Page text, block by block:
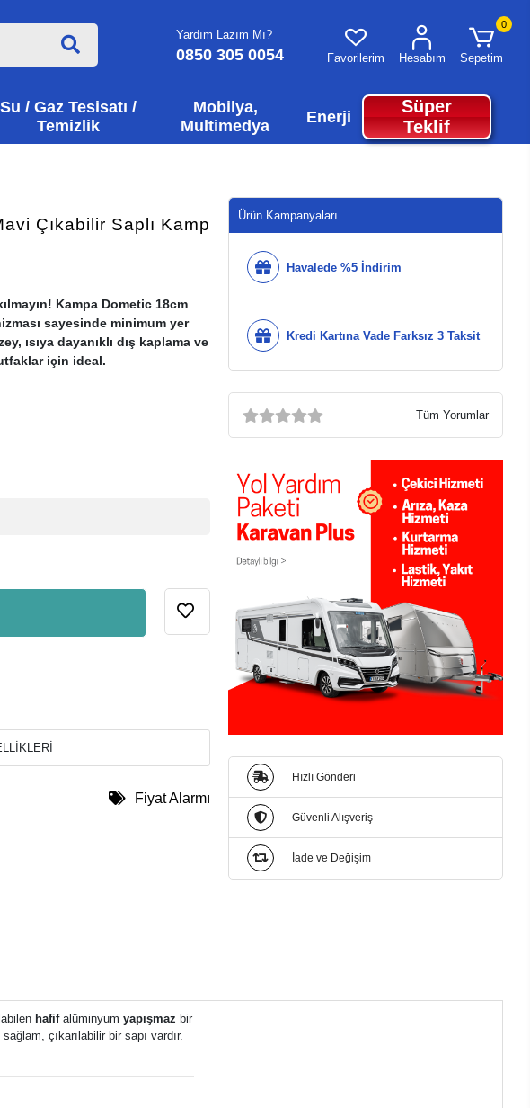
Yardım Lazım Mı?
0850 305 0054 Favorilerim Hesabım
0
Sepetim
Su / Gaz Tesisatı /
Temizlik
Mobilya,
Multimedya
Enerji
Süper
Teklif
Çıkabilir Saplı Kamp
Kampa Dometic 18cm
sayesinde minimum yer
ısıya dayanıklı dış kaplama ve
için ideal.
Fiyat Alarmı
Ürün Kampanyaları
Havalede %5 İndirim
Kredi Kartına Vade Farksız 3 Taksit
Tüm Yorumlar
Hızlı Gönderi
Güvenli Alışveriş
İade ve Değişim
hafifalüminyumyapışmaz bir
çıkarılabilir bir sapı vardır.